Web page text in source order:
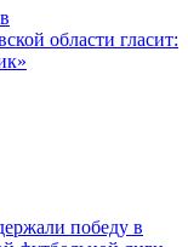
области гласит:
победу в